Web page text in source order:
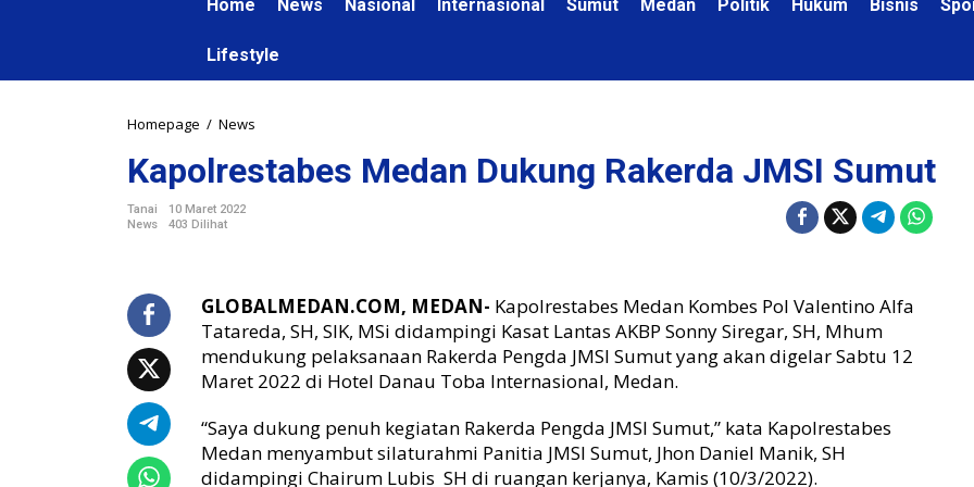
Home News Nasional Internasional Sumut Medan Politik Hukum Bisnis
Lifestyle
Homepage / News
p
o
t
a
b
e
s
e
d
a
Kapolrestabes Medan Dukung Rakerda JMSI Sumut
Tanai
10 Maret 2022
News
403 Dilihat
GLOBALMEDAN.COM, MEDAN- Kapolrestabes Medan Kombes Pol Valentino Alfa
Tatareda, SH, SIK, MSi didampingi Kasat Lantas AKBP Sonny Siregar, SH, Mhum
mendukung pelaksanaan Rakerda Pengda JMSI Sumut yang akan digelar Sabtu 12
Maret 2022 di Hotel Danau Toba Internasional, Medan.
“Saya dukung penuh kegiatan Rakerda Pengda JMSI Sumut,” kata Kapolrestabes
Medan menyambut silaturahmi Panitia JMSI Sumut, Jhon Daniel Manik, SH
didampingi Chairum Lubis SH di ruangan kerjanya, Kamis (10/3/2022).